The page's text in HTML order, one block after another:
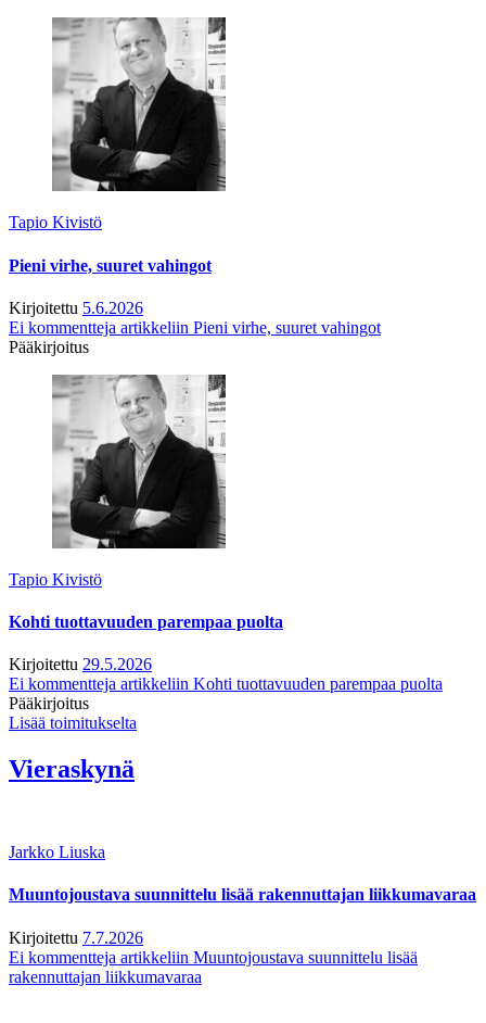
Tapio Kivistö
Pieni virhe, suuret vahingot
Kirjoitettu 5.6.2026
Ei kommentteja artikkeliin Pieni virhe, suuret vahingot
Pääkirjoitus
Tapio Kivistö
Kohti tuottavuuden parempaa puolta
Kirjoitettu 29.5.2026
Ei kommentteja artikkeliin Kohti tuottavuuden parempaa puolta
Pääkirjoitus
Lisää toimitukselta
Vieraskynä
Jarkko Liuska
Muuntojoustava suunnittelu lisää rakennuttajan liikkumavaraa
Kirjoitettu 7.7.2026
Ei kommentteja artikkeliin Muuntojoustava suunnittelu lisää
rakennuttajan liikkumavaraa